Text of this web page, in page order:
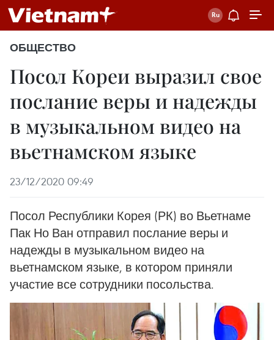
ОБЩЕСТВО
Посол Кореи выразил свое
послание веры и надежды
в музыкальном видео на
вьетнамском языке
23/12/2020 09:49
Посол Республики Корея (РК) во Вьетнаме
Пак Но Ван отправил послание веры и
надежды в музыкальном видео на
вьетнамском языке, в котором приняли
участие все сотрудники посольства.